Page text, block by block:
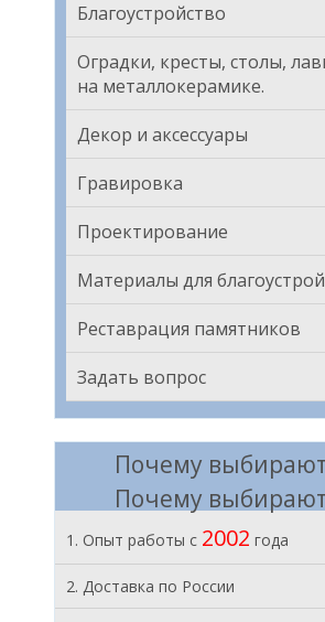
Благоустройство
Оградки, кресты, столы,
на металлокерамике.
Декор и аксессуары
Гравировка
Проектирование
Материалы для
Реставрация памятников
Задать вопрос
Почему
Почему
1. Опыт работы с 2002 года
2. Доставка по России